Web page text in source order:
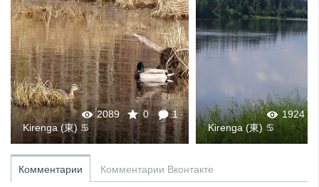
2089 0
1
Kirenga (東) ♋
1924
Kirenga (東) ♋
Комментарии Комментарии Вконтакте